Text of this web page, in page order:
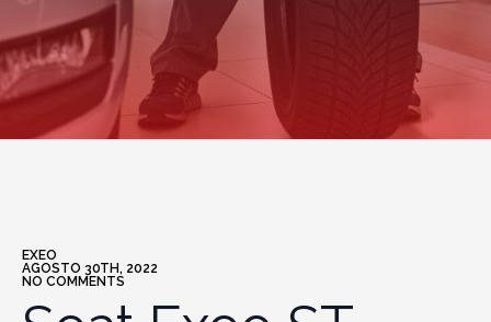
EXEO
AGOSTO 30TH, 2022
NO COMMENTS